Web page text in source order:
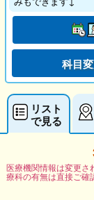
科目
リスト
で見る
医療機関情報は変更さ
療科の有無は直接ご確